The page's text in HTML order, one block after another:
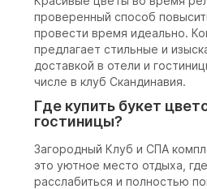
проверенный способ
провести время идеально.
предлагает стильные и
доставкой в отели и
числе в клуб Скандинавия.
Где купить букет
гостиницы?
Загородный Клуб и СПА
это уютное место отдыха,
расслабиться и полностью